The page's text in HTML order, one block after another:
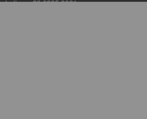
+39 0835 3061